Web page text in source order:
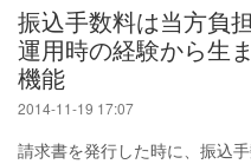
振込手数料は当方負
運用時の経験から生
機能
2014-11-19 17:07
請求書を発行した時に、振込